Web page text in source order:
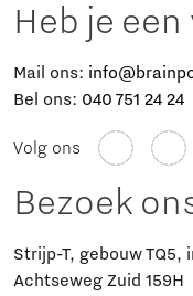
Heb je een
Mail ons:
Bel ons: 040 751 24 24
Volg ons
Bezoek
Strijp-T, gebouw TQ5,
Achtseweg Zuid 159H